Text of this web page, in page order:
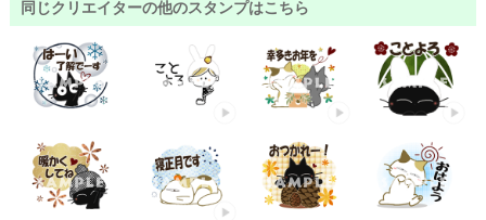
同じクリエイターの他のスタンプはこちら